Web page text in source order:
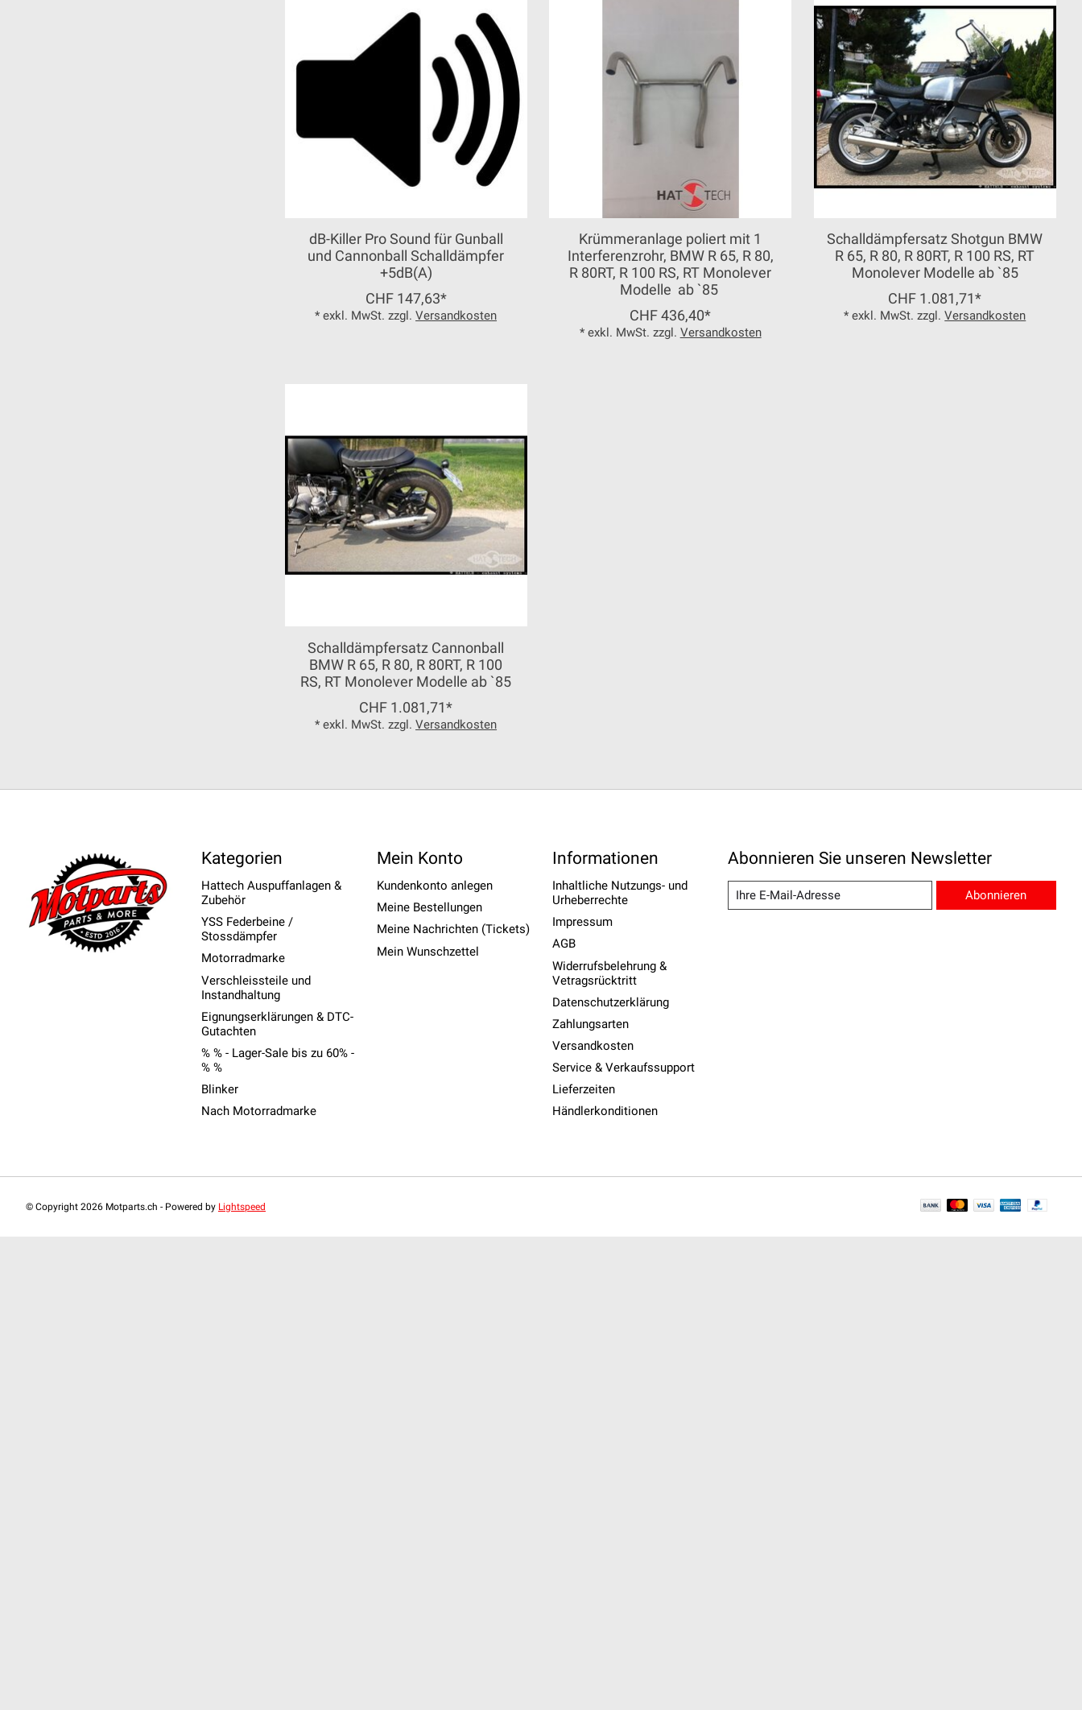
dB-Killer Pro Sound für Gunball
und Cannonball Schalldämpfer
+5dB(A)
CHF 147,63*
* exkl. MwSt. zzgl.Versandkosten
Krümmeranlage poliert mit 1
Interferenzrohr, BMW R 65, R 80,
R 80RT, R 100 RS, RT Monolever
Modelle ab `85
CHF 436,40*
* exkl. MwSt. zzgl. Versandkosten
Schalldämpfersatz Shotgun BMW
R 65, R 80, R 80RT, R 100 RS, RT
Monolever Modelle ab `85
CHF 1.081,71*
* exkl. MwSt. zzgl.Versandkosten
Schalldämpfersatz Cannonball
BMW R 65, R 80, R 80RT, R 100
RS, RT Monolever Modelle ab `85
CHF 1.081,71*
* exkl. MwSt. zzgl.Versandkosten
Kategorien
Hattech Auspuffanlagen &
Zubehör
YSS Federbeine /
Stossdämpfer
Motorradmarke
Verschleissteile und
Instandhaltung
Eignungserklärungen & DTC-
Gutachten
% % - Lager-Sale bis zu 60% -
% %
Blinker
Nach Motorradmarke
Mein Konto
Kundenkonto anlegen
Meine Bestellungen
Meine Nachrichten (Tickets)
Mein Wunschzettel
Informationen
Inhaltliche Nutzungs- und
Urheberrechte
Impressum
AGB
Widerrufsbelehrung &
Vetragsrücktritt
Datenschutzerklärung
Zahlungsarten
Versandkosten
Service & Verkaufssupport
Lieferzeiten
Händlerkonditionen
Abonnieren Sie unseren Newsletter
Abonnieren
© Copyright 2026 Motparts.ch - Powered by Lightspeed